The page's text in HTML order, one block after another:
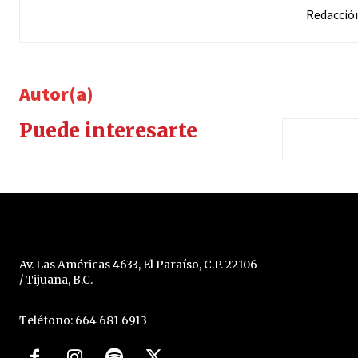
Autor(a)
Puede interesarte
Av. Las Américas 4633, El Paraíso, C.P. 22106
/ Tijuana, B.C.
Teléfono: 664 681 6913